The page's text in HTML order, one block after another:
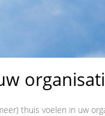
thuis voelen in uw